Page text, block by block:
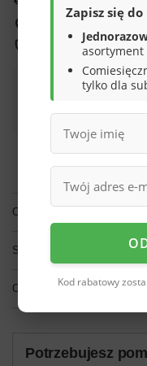
Bezpieczne zakupy
Darmowa dostawa do
odbioru
OPIS
SZCZEGÓŁOWE DANE
OPINIE (0)
Potrzebujesz
Zapisz się
asortyment
tylko dla
Kod rabatowy